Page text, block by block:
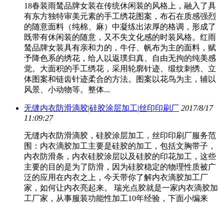
18春装雨鸶品牌女装在传统休闲装的风格上，融入了具
有东方独特审美元素的手工绣花图案，布石在质感强烈
的随意面料（纯棉、麻）中凝练出浓厚的格调，形成了
既带有休闲装的随意，又不失文化感的时装风格。红雨
鸶品牌女装具有亲和力的，牛仔、帆布为主的面料，赋
予降色系的绣花，给人以返璞归真、自由无拘的纯美感
觉。大面积的手工绣花，采用轮廓针迹、缎纹刺绣、立
体图案和链齿针迹柔合的方法。图案以花鸟为主，辅以
风景、小动物等。整体...
无缝内衣防滑滴胶|硅胶涂层加工|丝印印刷厂 2017/8/17
11:09:27
无缝内衣防滑滴胶，硅胶涂层加工，丝印印刷厂服务范
围：内衣滴胶加工主要是硅胶的加工，包括文胸带子，
内衣防滑条，内衣硅胶涂层以及硅胶的印花加工，这些
主要的目的是为了防滑，因为硅胶稳定的物理性质被广
泛的应用在内衣之上，今天带你了解内衣滴胶加工厂
家，如何让内衣亮起来。 瑞光点胶就是一家内衣滴胶加
工厂家，从事服装功能性加工10年经验，下面小编来